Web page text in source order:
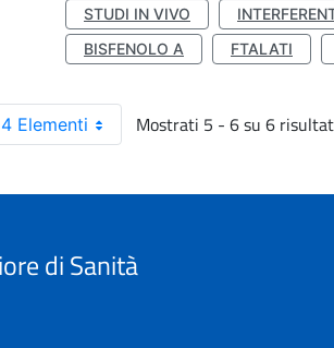
STUDI IN VIVO
BISFENOLO A
FTALATI
4 Elementi Mostrati 5 - 6 su 6
di Sanità